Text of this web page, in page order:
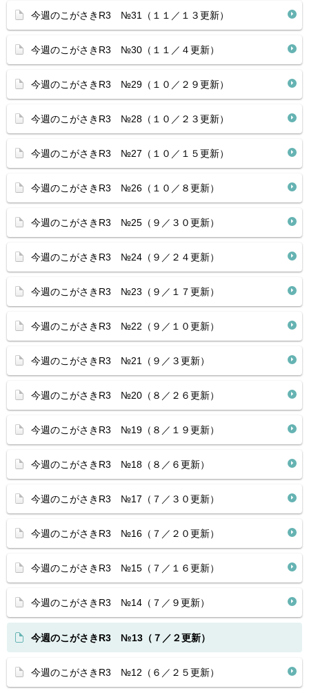
今週のこがさきR3 №31（１１／１３更新）
今週のこがさきR3 №30（１１／４更新）
今週のこがさきR3 №29（１０／２９更新）
今週のこがさきR3 №28（１０／２３更新）
今週のこがさきR3 №27（１０／１５更新）
今週のこがさきR3 №26（１０／８更新）
今週のこがさきR3 №25（９／３０更新）
今週のこがさきR3 №24（９／２４更新）
今週のこがさきR3 №23（９／１７更新）
今週のこがさきR3 №22（９／１０更新）
今週のこがさきR3 №21（９／３更新）
今週のこがさきR3 №20（８／２６更新）
今週のこがさきR3 №19（８／１９更新）
今週のこがさきR3 №18（８／６更新）
今週のこがさきR3 №17（７／３０更新）
今週のこがさきR3 №16（７／２０更新）
今週のこがさきR3 №15（７／１６更新）
今週のこがさきR3 №14（７／９更新）
今週のこがさきR3 №13（７／２更新）
今週のこがさきR3 №12（６／２５更新）